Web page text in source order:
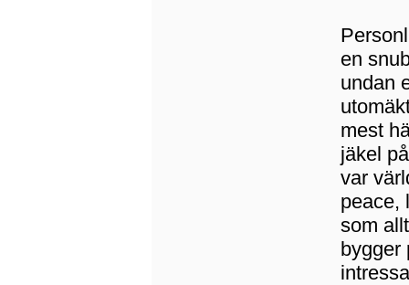
en
undan
mest
jäkel
var
peace,
som
bygger